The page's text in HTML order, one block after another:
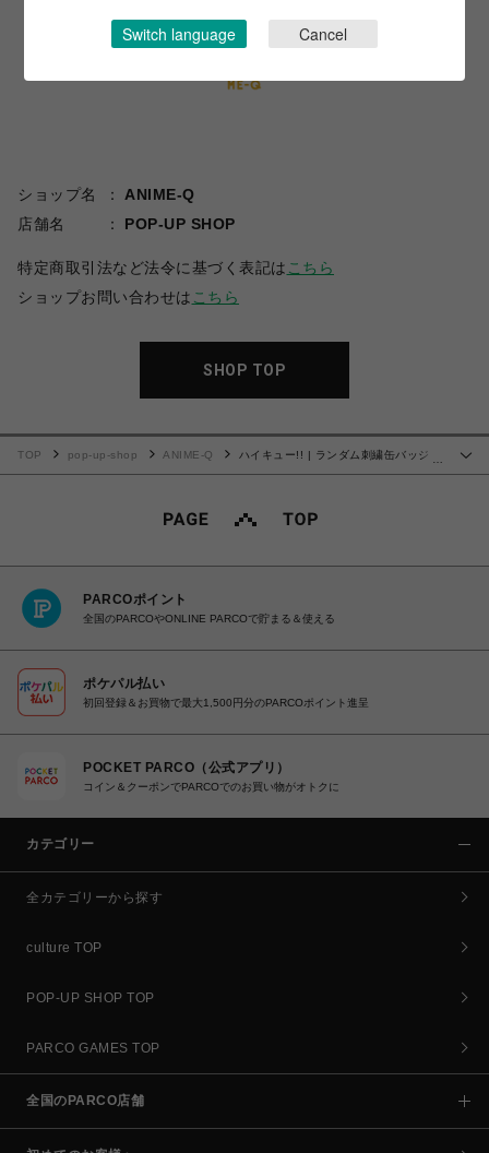
ショップ名
ANIME-Q
店舗名
POP-UP SHOP
特定商取引法など法令に基づく表記は こちら
ショップお問い合わせは こちら
SHOP TOP
TOP pop-up-shop ANIME-Q
ハイキュー!! | ランダム刺繍缶バッジ
PARCOポイント
全国のPARCOやONLINE PARCOで貯まる＆使える
ポケパル払い
初回登録＆お買物で最大1,500円分のPARCOポイント進呈
POCKET PARCO（公式アプリ）
コイン＆クーポンでPARCOでのお買い物がオトクに
カテゴリー
全カテゴリーから探す
culture TOP
POP-UP SHOP TOP
PARCO GAMES TOP
全国のPARCO店舗
Switch language Cancel